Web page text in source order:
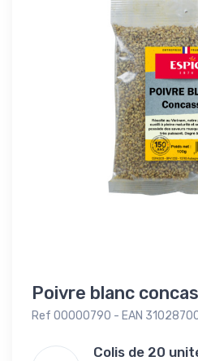
Poivre blanc
Ref 00000790 - EAN
Colis de 20